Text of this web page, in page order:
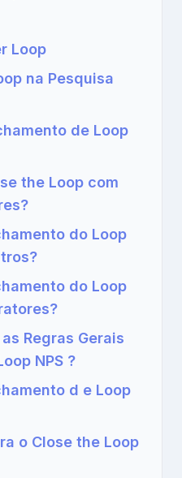
Loop
na Pesquisa
de Loop
the Loop com
do Loop
do Loop
Regras Gerais
NPS ?
d e Loop
o Close the Loop